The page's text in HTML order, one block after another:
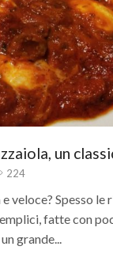
un
224
veloce? Spesso le
fatte con
grande...